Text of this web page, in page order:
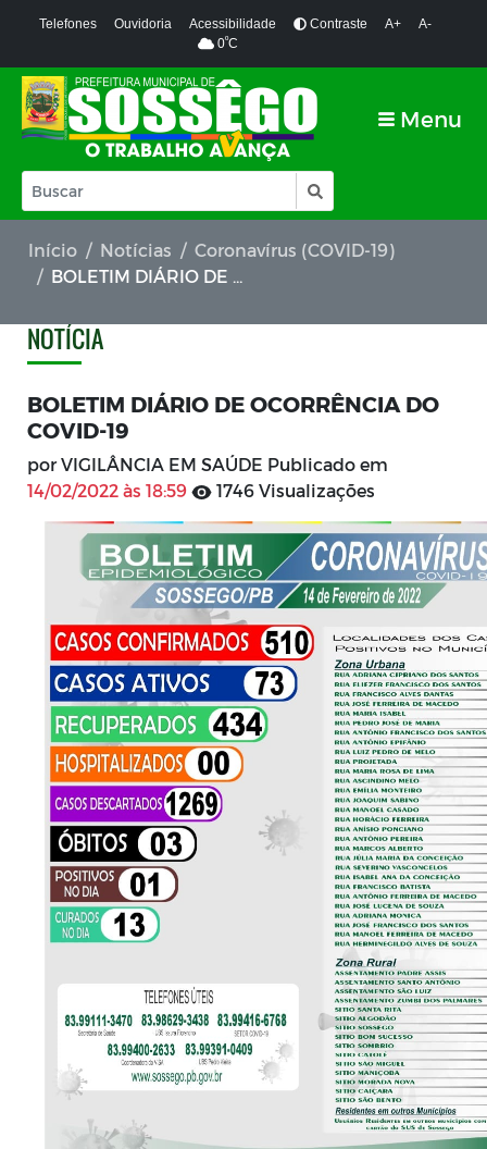
Telefones Ouvidoria Acessibilidade Contraste A+
A-
0ºC
Menu
Início Notícias
Coronavírus (COVID-19)
BOLETIM DIÁRIO DE OCORRÊNCIA DO COVID-19
NOTÍCIA
BOLETIM DIÁRIO DE OCORRÊNCIA DO
COVID-19
por VIGILÂNCIA EM SAÚDE Publicado em
14/02/2022 às 18:59
1746 Visualizações